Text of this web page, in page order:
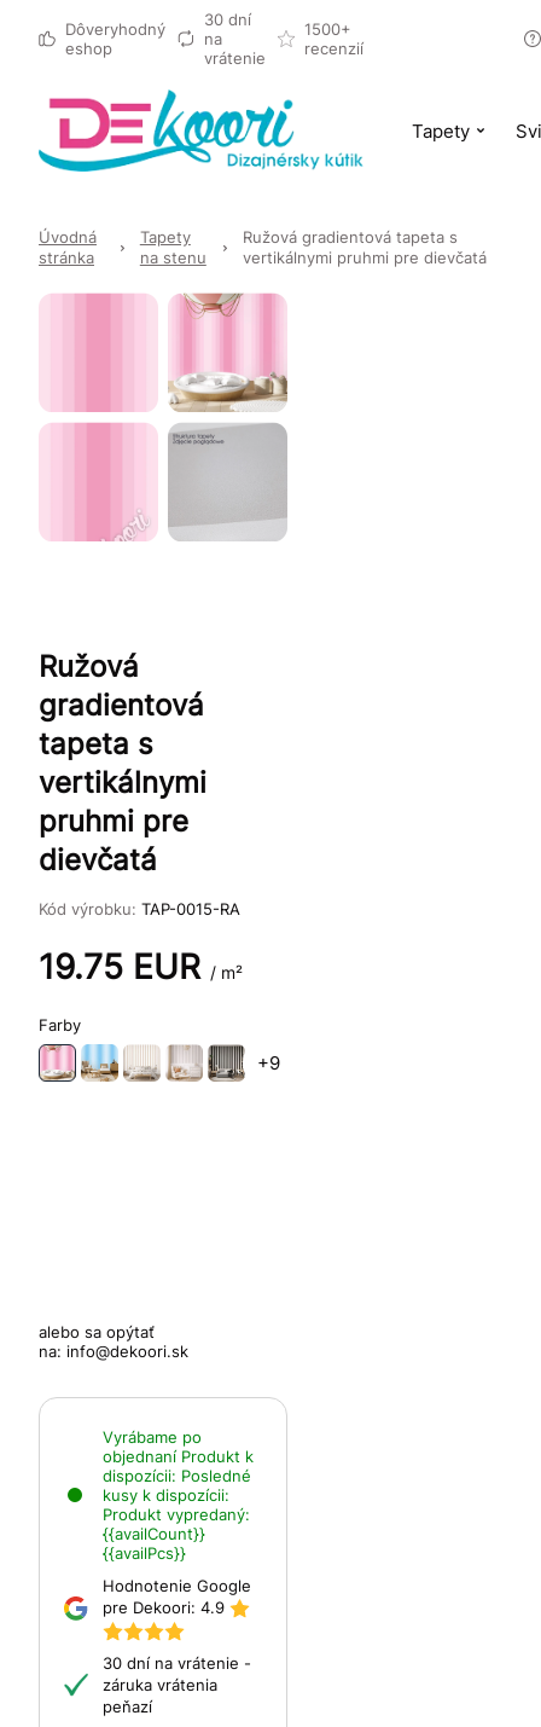
Dôveryhodný
eshop
30 dní
na
vrátenie
1500+
recenzií
Tapety
Úvodná
stránka
Tapety
na stenu
Ružová gradientová tapeta s
vertikálnymi pruhmi pre dievčatá
Ružová
gradientová
tapeta s
vertikálnymi
pruhmi pre
dievčatá
Kód výrobku: TAP-0015-RA
19.75 EUR / m²
Farby
+9
alebo sa opýtať
na: info@dekoori.sk
Vyrábame po
objednaní Produkt k
dispozícii: Posledné
kusy k dispozícii:
Produkt vypredaný:
{{availCount}}
{{availPcs}}
Hodnotenie Google
pre Dekoori: 4.9
30 dní na vrátenie -
záruka vrátenia
peňazí